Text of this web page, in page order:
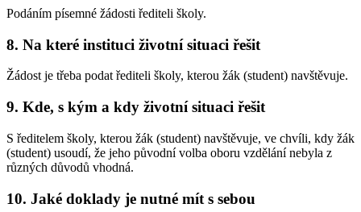
Podáním písemné žádosti řediteli školy.
8. Na které instituci životní situaci řešit
Žádost je třeba podat řediteli školy, kterou žák (student) navštěvuje.
9. Kde, s kým a kdy životní situaci řešit
S ředitelem školy, kterou žák (student) navštěvuje, ve chvíli, kdy žák
(student) usoudí, že jeho původní volba oboru vzdělání nebyla z
různých důvodů vhodná.
10. Jaké doklady je nutné mít s sebou